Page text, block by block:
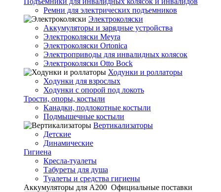
Ремни для электрических подъемников
Электроколяски
Аккумуляторы и зарядные устройства
Электроколяски Meyra
Электроколяски Ortonica
Электроприводы для инвалидных колясок
Электроколяски Otto Bock
Ходунки и роллаторы
Ходунки для взрослых
Ходунки с опорой под локоть
Трости, опоры, костыли
Канадки, подлокотные костыли
Подмышечные костыли
Вертикализаторы
Детские
Динамические
Гигиена
Кресла-туалеты
Табуреты для душа
Туалеты и средства гигиены
Аккумуляторы для А200 Официальные поставки